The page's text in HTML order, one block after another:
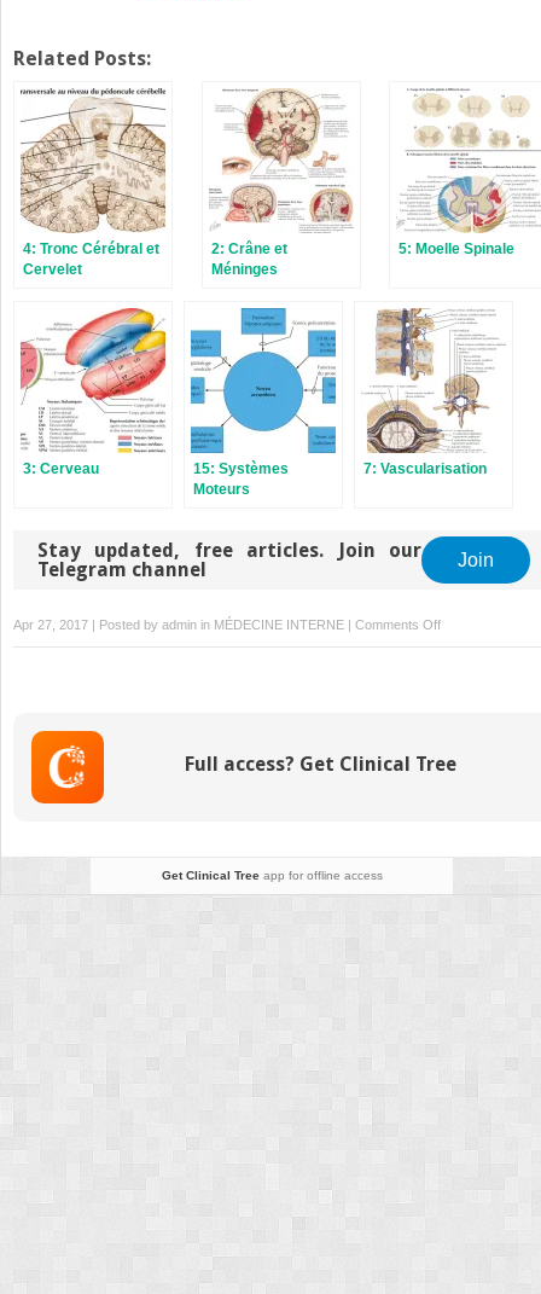
Related Posts:
4: Tronc Cérébral et
Cervelet
2: Crâne et
Méninges
5: Moelle Spinale
3: Cerveau
15: Systèmes
Moteurs
7: Vascularisation
Stay updated, free articles.
Join
Get Clinical Tree app for offline access